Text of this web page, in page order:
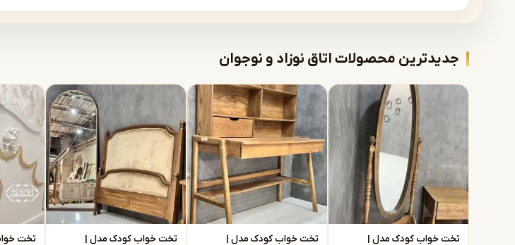
پایه‌ها و ستون‌های چوبی محکم برای استحکام بالا
رنگ پلی‌استر درجه یک با پوشش یکنواخت و ماندگار
طراحی متناسب با ابعاد اتاق کودک و امکان سفارش سرویس کامل یا تکی
امکان سفارش کمد، دراور و میز تحریر هماهنگ با تخت
خرید سرویس خواب کودک مشهد – مستقیم از تولیدی
با خرید مستقیم از کارخانه اشرافی:
قیمت‌های شفاف و بدون واسطه
امکان سفارشی‌سازی رنگ، ابعاد و ترکیب اجزای سرویس
جدیدترین محصولات اتاق نوزاد و نوجوان
تخت خواب کودک مدل |
تخت خواب کودک مدل |
تخت خواب کودک مدل |
تخت
دستیار هوش مصنوعی
همیشه در خدمت شما